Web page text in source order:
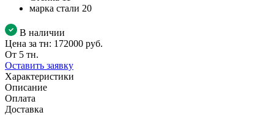
марка стали 20
В наличии
Цена за тн: 172000 руб.
От 5 тн.
Оставить заявку
Характеристики
Описание
Оплата
Доставка